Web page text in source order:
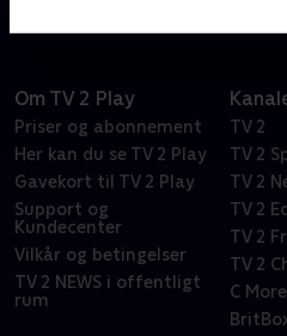
ikke mindst om modet til at
Om TV 2 Play
Priser og abonnement
Her kan du se TV 2 Play
Gavekort til TV 2 Play
Support og
Kundecenter
Vilkår og betingelser
TV 2 NEWS i offentligt
rum
TV 2
TV 2
TV 2
TV 2
TV 2
TV 2
C More